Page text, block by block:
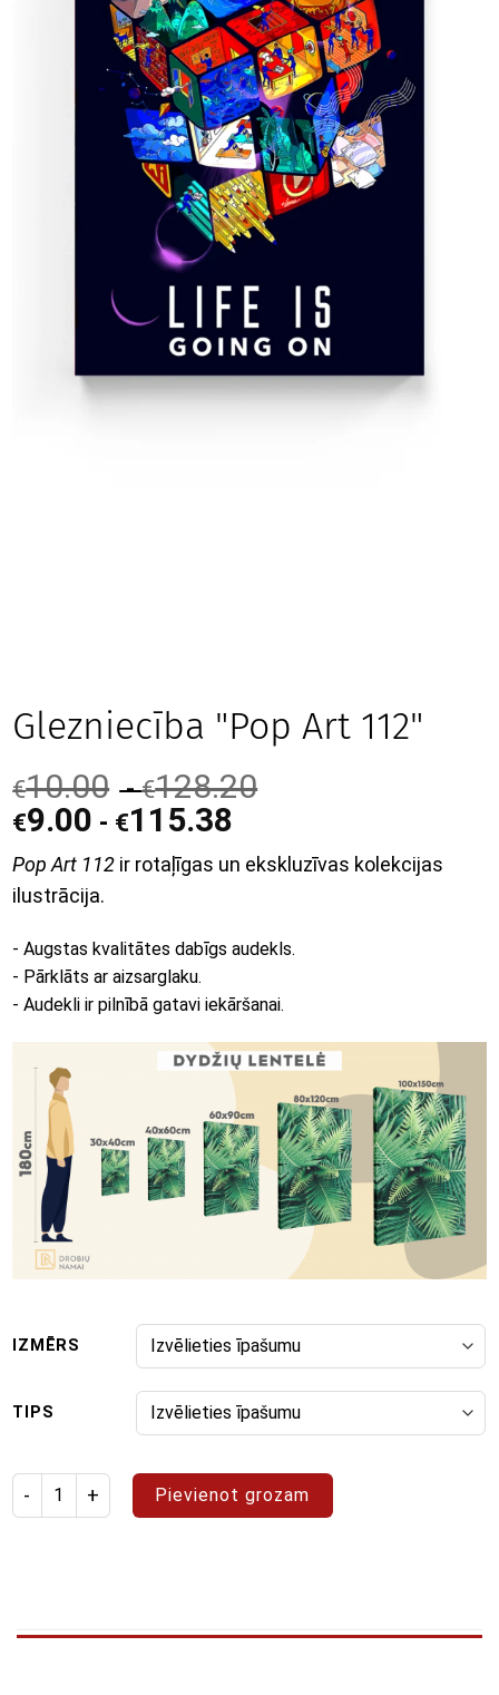
Glezniecība "Pop Art 112"
€10.00 -€128.20
€9.00 - €115.38
Pop Art 112 ir rotaļīgas un ekskluzīvas kolekcijas
ilustrācija.
- Augstas kvalitātes dabīgs audekls.
- Pārklāts ar aizsarglaku.
- Audekli ir pilnībā gatavi iekāršanai.
IZMĒRS
TIPS
Izstrādājuma daudzums: glezna "Pop Art 112"
Pievienot grozam